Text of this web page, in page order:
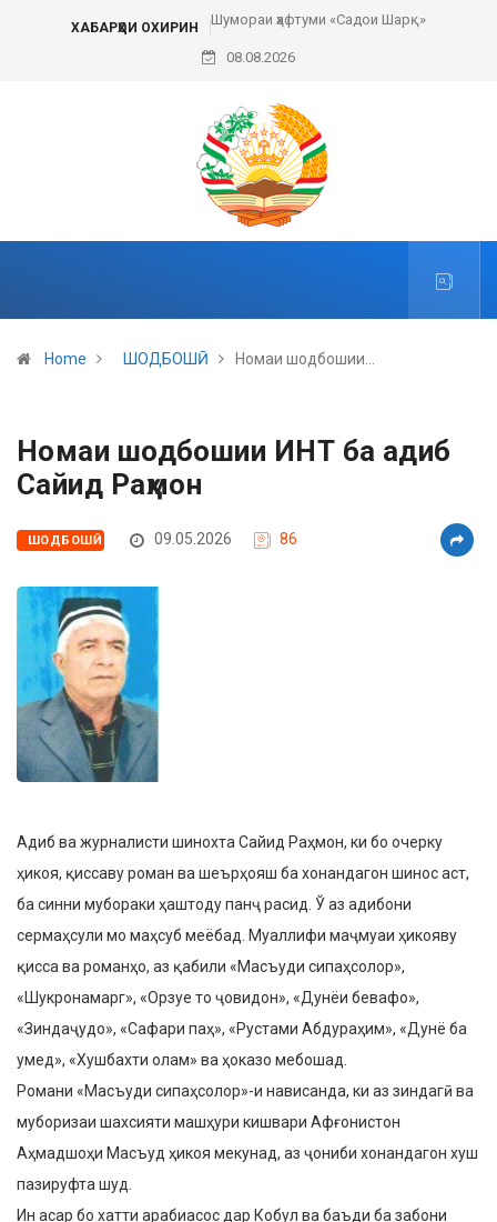
ХАБАРҲОИ ОХИРИН Шумораи ҳафтуми «Садои Шарқ»
08.08.2026
Home ШОДБОШӢ Номаи шодбошии…
Номаи шодбошии ИНТ ба адиб
Сайид Раҳмон
ШОДБОШӢ 09.05.2026 86
Адиб ва журналисти шинохта Сайид Раҳмон, ки бо очерку
ҳикоя, қиссаву роман ва шеърҳояш ба хонандагон шинос аст,
ба синни мубораки ҳаштоду панҷ расид. Ў аз адибони
сермаҳсули мо маҳсуб меёбад. Муаллифи маҷмуаи ҳикояву
қисса ва романҳо, аз қабили «Масъуди сипаҳсолор»,
«Шукронамарг», «Орзуе то ҷовидон», «Дунёи бевафо»,
«Зиндаҷудо», «Сафари паҳ», «Рустами Абдураҳим», «Дунё ба
умед», «Хушбахти олам» ва ҳоказо мебошад.
Романи «Масъуди сипаҳсолор»-и нависанда, ки аз зиндагӣ ва
муборизаи шахсияти машҳури кишвари Афғонистон
Аҳмадшоҳи Масъуд ҳикоя мекунад, аз ҷониби хонандагон хуш
пазируфта шуд.
Ин асар бо хатти арабиасос дар Кобул ва баъди ба забони